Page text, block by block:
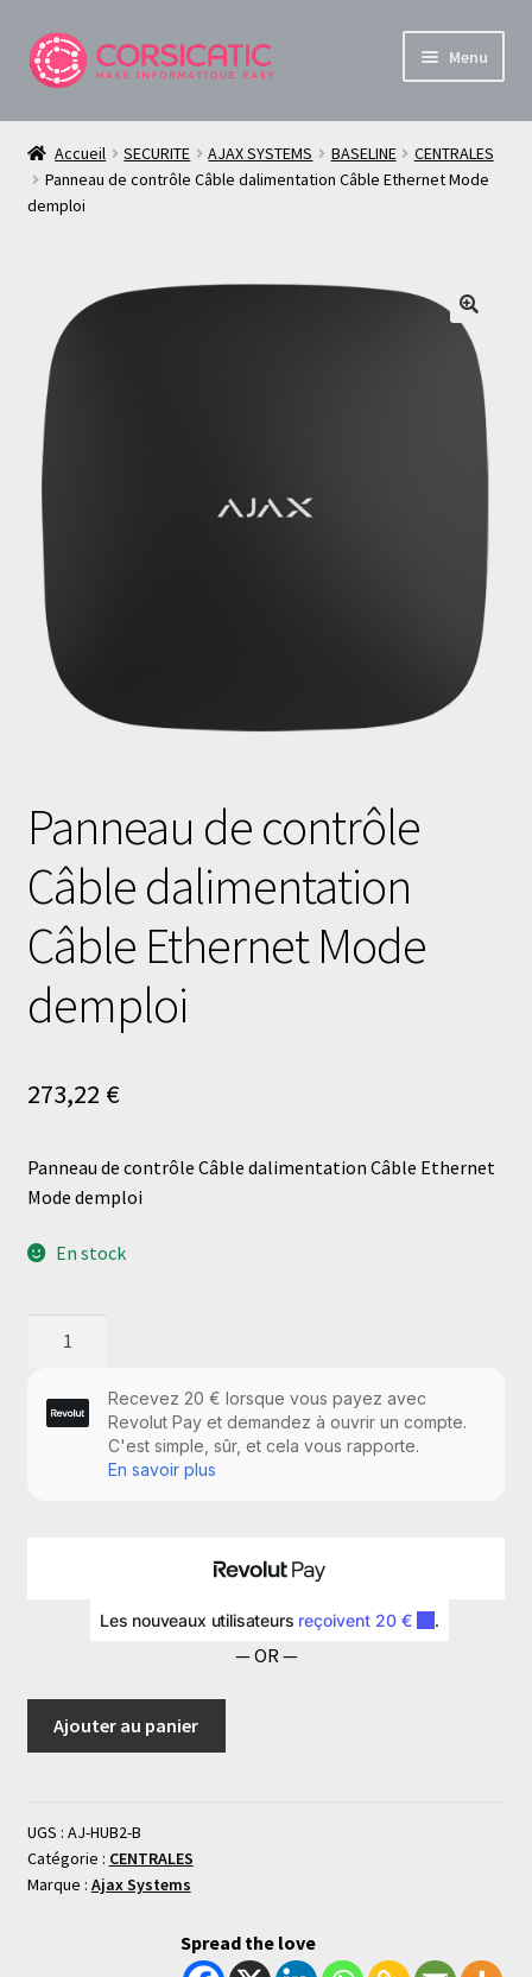
Aller
à
Aller
au
Menu
Boutique Informatique et Sécurité en Corse
À propos de Corsica TiC
Ouvrir
Panier
Live
Accueil SECURITE AJAX SYSTEMS BASELINE
CENTRALES
Panneau de contrôle Câble dalimentation Câble Ethernet Mode
demploi
🔍
Panneau de contrôle
Câble dalimentation
Câble Ethernet Mode
demploi
273,22 €
Panneau de contrôle Câble dalimentation Câble Ethernet
Mode demploi
En stock
— OR —
Ajouter au panier
UGS : AJ-HUB2-B
Catégorie : CENTRALES
Marque : Ajax Systems
Spread the love